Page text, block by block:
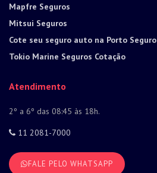
Mapfre Seguros
Mitsui Seguros
Cote seu seguro auto na Porto Seguro
Tokio Marine Seguros Cotação
Atendimento
2º a 6º das 08:45 às 18h.
11 2081-7000
FALE PELO WHATSAPP